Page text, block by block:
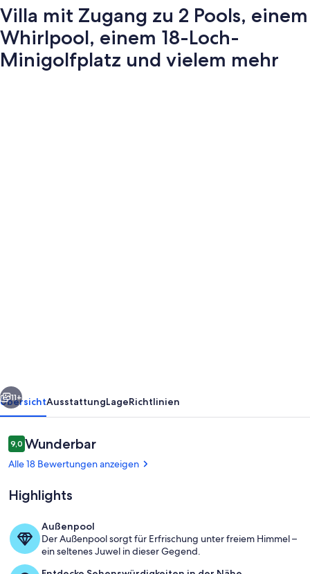
Villa mit Zugang zu 2 Pools, einem
Whirlpool, einem 18-Loch-
Minigolfplatz und vielem mehr
einem
Whirlpool,
einem
18-
Minigolfplatz
und
vielem
mehr
Unterkunftsgelände
Weiter
11+
ÜbersichtAusstattungLageRichtlinien
Bewertungen
9,09,0 von 10.
Wunderbar
Alle 18 Bewertungen anzeigen
Highlights
Außenpool
Der Außenpool sorgt für Erfrischung unter freiem Himmel –
ein seltenes Juwel in dieser Gegend.